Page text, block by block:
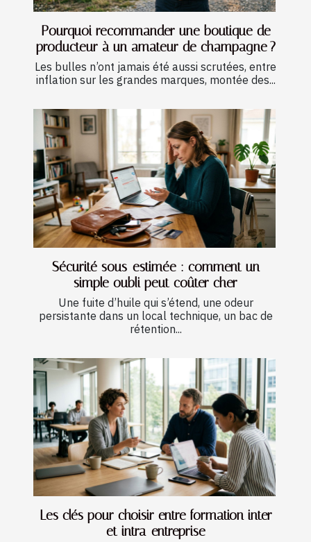
Pourquoi recommander une boutique de
producteur à un amateur de champagne ?
Les bulles n’ont jamais été aussi scrutées, entre
inflation sur les grandes marques, montée des...
Sécurité sous-estimée : comment un
simple oubli peut coûter cher
Une fuite d’huile qui s’étend, une odeur
persistante dans un local technique, un bac de
rétention...
Les clés pour choisir entre formation inter
et intra-entreprise